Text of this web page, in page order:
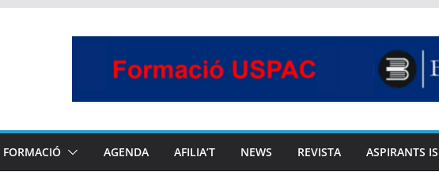
FORMACIÓ AGENDA AFILIA’T NEWS REVISTA ASPIRANTS